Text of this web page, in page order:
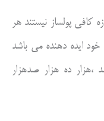
کافی پولساز نیستند هر
ایده دهنده می باشد
ده هزار صدهزار